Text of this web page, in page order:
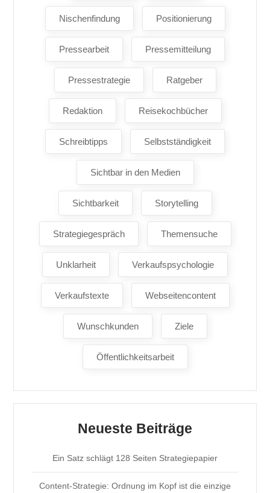
Nischenfindung Positionierung
Pressearbeit Pressemitteilung
Pressestrategie Ratgeber
Redaktion Reisekochbücher
Schreibtipps Selbstständigkeit
Sichtbar in den Medien
Sichtbarkeit Storytelling
Strategiegespräch Themensuche
Unklarheit Verkaufspsychologie
Verkaufstexte Webseitencontent
Wunschkunden Ziele
Öffentlichkeitsarbeit
Neueste Beiträge
Ein Satz schlägt 128 Seiten Strategiepapier
Content-Strategie: Ordnung im Kopf ist die einzige